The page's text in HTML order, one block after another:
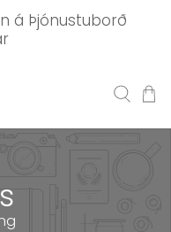
á Þjónustuborð